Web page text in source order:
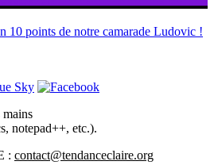
10 points de notre camarade Ludovic !
mains
notepad++, etc.).
: contact@tendanceclaire.org